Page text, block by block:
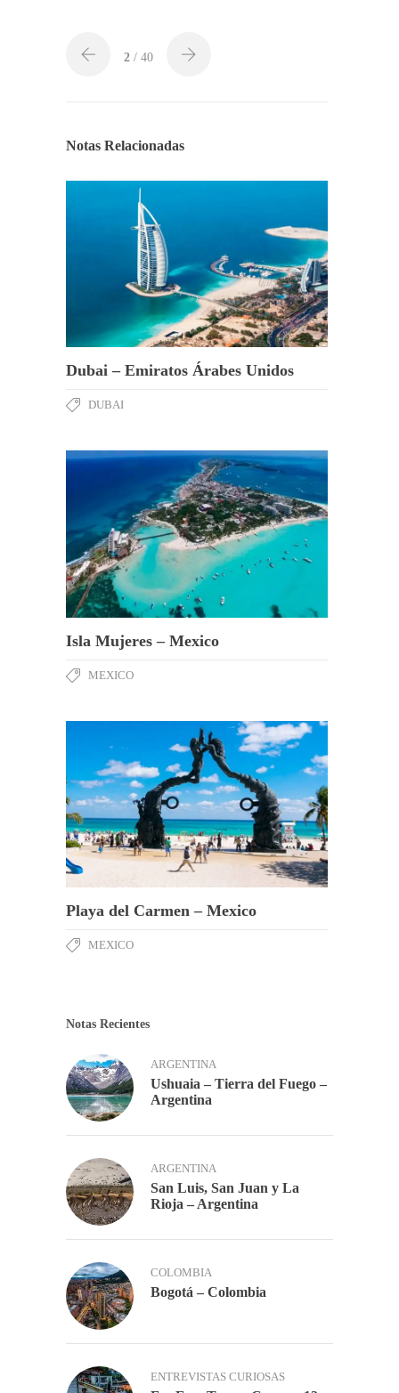
2 / 40
Notas Relacionadas
Dubai – Emiratos Árabes Unidos
DUBAI
Isla Mujeres – Mexico
MEXICO
Playa del Carmen – Mexico
MEXICO
Notas Recientes
ARGENTINA
Ushuaia – Tierra del Fuego –
Argentina
ARGENTINA
San Luis, San Juan y La
Rioja – Argentina
COLOMBIA
Bogotá – Colombia
ENTREVISTAS CURIOSAS